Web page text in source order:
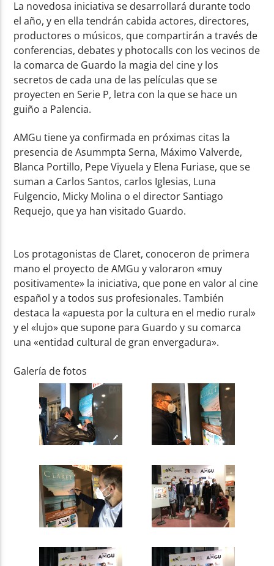
La novedosa iniciativa se desarrollará durante todo
el año, y en ella tendrán cabida actores, directores,
productores o músicos, que compartirán a través de
conferencias, debates y photocalls con los vecinos de
la comarca de Guardo la magia del cine y los
secretos de cada una de las películas que se
proyecten en Serie P, letra con la que se hace un
guiño a Palencia.
AMGu tiene ya confirmada en próximas citas la
presencia de Asummpta Serna, Máximo Valverde,
Blanca Portillo, Pepe Viyuela y Elena Furiase, que se
suman a Carlos Santos, carlos Iglesias, Luna
Fulgencio, Micky Molina o el director Santiago
Requejo, que ya han visitado Guardo.
Los protagonistas de Claret, conoceron de primera
mano el proyecto de AMGu y valoraron «muy
positivamente» la iniciativa, que pone en valor al cine
español y a todos sus profesionales. También
destaca la «apuesta por la cultura en el medio rural»
y el «lujo» que supone para Guardo y su comarca
una «entidad cultural de gran envergadura».
Galería de fotos